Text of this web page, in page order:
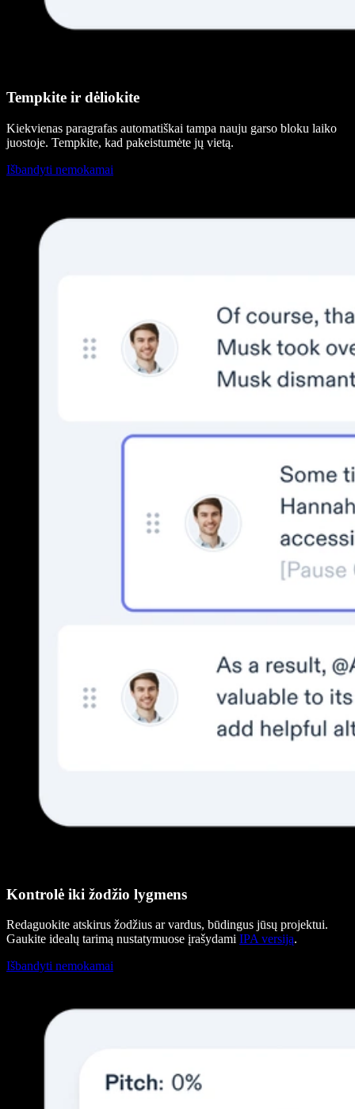
Tempkite ir dėliokite
Kiekvienas paragrafas automatiškai tampa nauju garso bloku laiko
juostoje. Tempkite, kad pakeistumėte jų vietą.
Išbandyti nemokamai
Kontrolė iki žodžio lygmens
Redaguokite atskirus žodžius ar vardus, būdingus jūsų projektui.
Gaukite idealų tarimą nustatymuose įrašydami IPA versiją.
Išbandyti nemokamai